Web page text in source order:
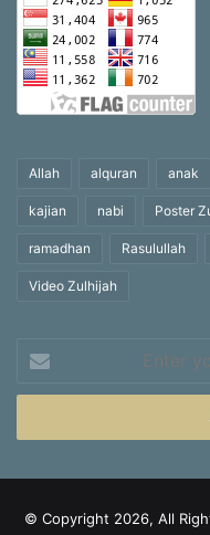
Allah alquran anak
kajian nabi Poster
ramadhan Rasulullah
Video Zulhijah
your
Email
© Copyright 2026, All